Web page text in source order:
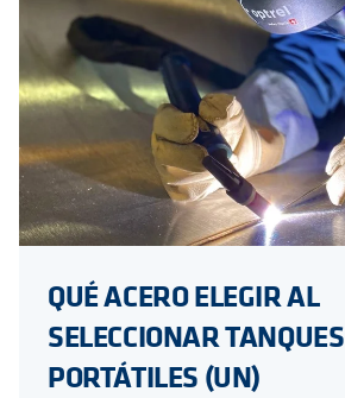
QUÉ ACERO ELEGIR AL
SELECCIONAR TANQUES
PORTÁTILES (UN)